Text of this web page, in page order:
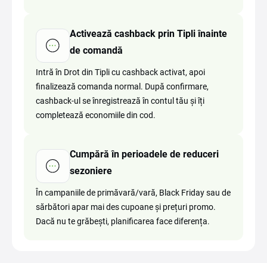
Activează cashback prin Tipli înainte
de comandă
Intră în Drot din Tipli cu cashback activat, apoi
finalizează comanda normal. După confirmare,
cashback-ul se înregistrează în contul tău și îți
completează economiile din cod.
Cumpără în perioadele de reduceri
sezoniere
În campaniile de primăvară/vară, Black Friday sau de
sărbători apar mai des cupoane și prețuri promo.
Dacă nu te grăbești, planificarea face diferența.